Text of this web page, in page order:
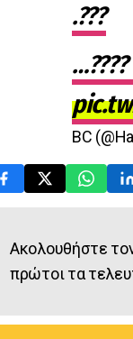
???.
?????
BC
Ακολουθήστε
πρώτοι τα